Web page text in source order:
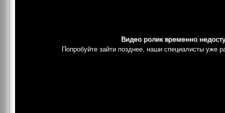
Видео ролик временно
Попробуйте зайти позднее, наши специалисты уже